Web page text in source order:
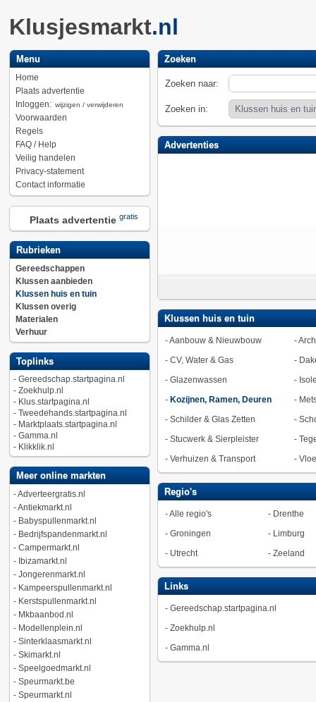
Klusjesmarkt.nl
Menu
Home
Plaats advertentie
Inloggen: wijzigen / verwijderen
Voorwaarden
Regels
FAQ / Help
Veilig handelen
Privacy-statement
Contact informatie
Plaats advertentie gratis
Rubrieken
Gereedschappen
Klussen aanbieden
Klussen huis en tuin
Klussen overig
Materialen
Verhuur
Toplinks
- Gereedschap.startpagina.nl
- Zoekhulp.nl
- Klus.startpagina.nl
- Tweedehands.startpagina.nl
- Marktplaats.startpagina.nl
- Gamma.nl
- Klikklik.nl
Meer online markten
-Adverteergratis.nl
-Antiekmarkt.nl
- Babyspullenmarkt.nl
- Bedrijfspandenmarkt.nl
- Campermarkt.nl
- Ibizamarkt.nl
- Jongerenmarkt.nl
- Kampeerspullenmarkt.nl
- Kerstspullenmarkt.nl
- Mkbaanbod.nl
- Modellenplein.nl
- Sinterklaasmarkt.nl
- Skimarkt.nl
- Speelgoedmarkt.nl
- Speurmarkt.be
- Speurmarkt.nl
Zoeken
Zoeken naar:
Zoeken in:
Advertenties
Klussen huis en tuin
-Aanbouw & Nieuwbouw -
- CV, Water & Gas -
- Glazenwassen -
- Kozijnen, Ramen, Deuren -
- Schilder & Glas Zetten -
- Stucwerk & Sierpleister -
- Verhuizen & Transport -
Regio's
-Alle regio's - Drenthe
- Groningen - Limburg
- Utrecht - Zeeland
Links
- Gereedschap.startpagina.nl
- Zoekhulp.nl
- Gamma.nl